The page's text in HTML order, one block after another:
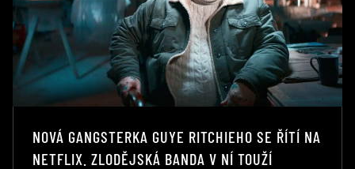
NOVÁ GANGSTERKA GUYE RITCHIEHO SE ŘÍTÍ NA
NETFLIX. ZLODĚJSKÁ BANDA V NÍ TOUŽÍ